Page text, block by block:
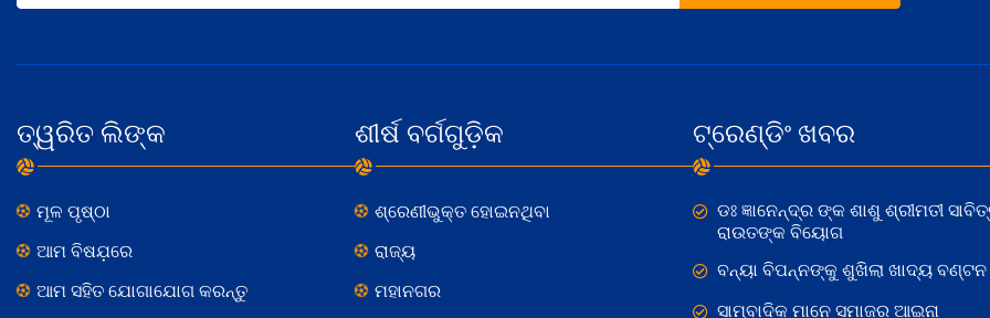
ତ୍ୱରିତ ଲିଙ୍କ
ମୂଳ ପୃଷ୍ଠା
ଆମ ବିଷଯ଼ରେ
ଆମ ସହିତ ଯୋଗାଯୋଗ କରନ୍ତୁ
ଶୀର୍ଷ ବର୍ଗଗୁଡ଼ିକ
ଶ୍ରେଣୀଭୁକ୍ତ ହୋଇନଥିବା
ରାଜ୍ୟ
ମହାନଗର
ଟ୍ରେଣ୍ଡିଂ ଖବର
ଡଃ ଜ୍ଞାନେନ୍ଦ୍ର ଙ୍କ ଶାଶୁ ଶ୍ରୀମତୀ
ରାଉତଙ୍କ ବିୟୋଗ
ବନ୍ୟା ବିପନ୍ନଙ୍କୁ ଶୁଖିଲା ଖାଦ୍ୟ ବଣ୍ଟନ
ସାମ୍ବାଦିକ ମାନେ ସମାଜର ଆଇନା